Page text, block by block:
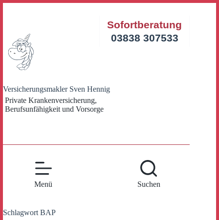
Versicherungsmakler Sven Hennig
Private Krankenversicherung,
Berufsunfähigkeit und Vorsorge
Sofortberatung
03838 307533
Menü Suchen
Schlagwort BAP